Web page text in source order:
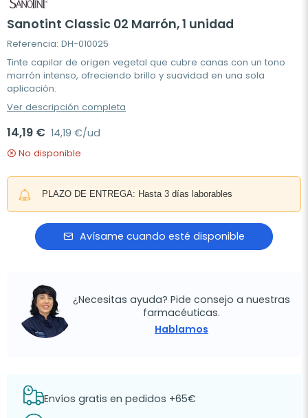
Sanotint Classic 02 Marrón, 1 unidad
Referencia: DH-010025
Tinte capilar de origen vegetal que cubre canas con un tono
marrón intenso, ofreciendo brillo y suavidad en una sola
aplicación.
Ver descripción completa
14,19 € 14,19 €/ud
No disponible
PLAZO DE ENTREGA: Hasta 3 días laborables
Avísame cuando esté disponible
¿Necesitas ayuda? Pide consejo a nuestras
farmacéuticas.
Hablamos
Envíos gratis en pedidos +65€